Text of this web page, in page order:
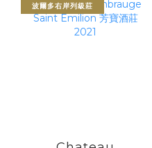
波爾多右岸列級莊